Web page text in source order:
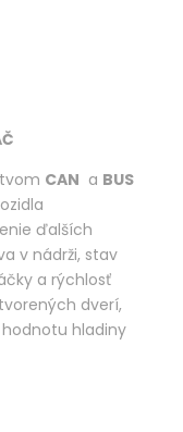
CAN a BUS
ďalších
v nádrži, stav
a rýchlosť
dverí,
hladiny